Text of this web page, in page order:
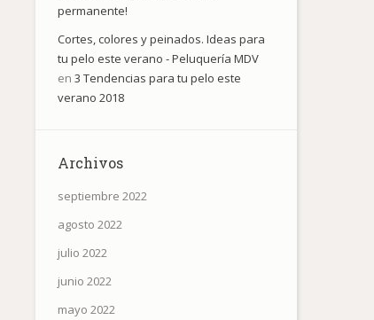
permanente!
Cortes, colores y peinados. Ideas para
tu pelo este verano - Peluquería MDV
en3 Tendencias para tu pelo este
verano 2018
Archivos
septiembre 2022
agosto 2022
julio 2022
junio 2022
mayo 2022